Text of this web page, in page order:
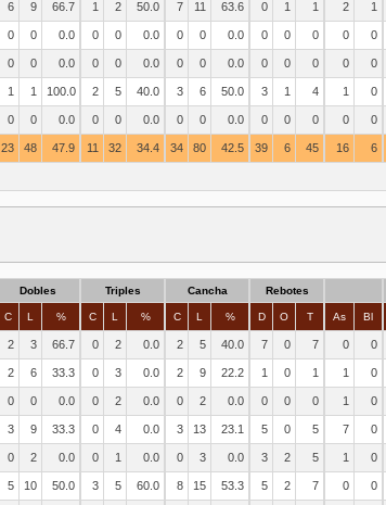
6 9 66.7 1 2 50.0 7 11 63.6 0 1 1 2 1
0 0 0.0 0 0 0.0 0 0 0.0 0 0 0 0 0
0 0 0.0 0 0 0.0 0 0 0.0 0 0 0 0 0
1 1 100.0 2 5 40.0 3 6 50.0 3 1 4 1 0
0 0 0.0 0 0 0.0 0 0 0.0 0 0 0 0 0
23 48 47.9 11 32 34.4 34 80 42.5 39 6 45 16 6
Dobles Triples Cancha Rebotes
C L % C L % C L % D O T As Bl
2 3 66.7 0 2 0.0 2 5 40.0 7 0 7 0 0
2 6 33.3 0 3 0.0 2 9 22.2 1 0 1 1 0
0 0 0.0 0 2 0.0 0 2 0.0 0 0 0 1 0
3 9 33.3 0 4 0.0 3 13 23.1 5 0 5 7 0
0 2 0.0 0 1 0.0 0 3 0.0 3 2 5 1 0
5 10 50.0 3 5 60.0 8 15 53.3 5 2 7 0 0